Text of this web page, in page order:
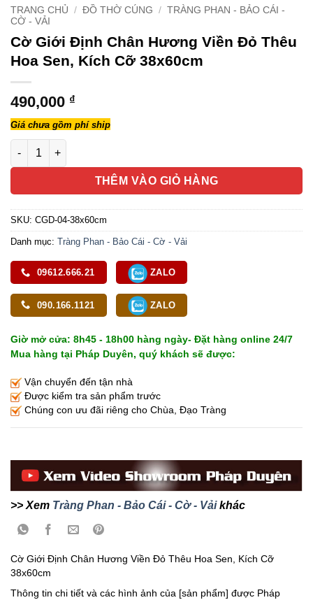
TRANG CHỦ / ĐỒ THỜ CÚNG / TRÀNG PHAN - BẢO CÁI -
CỜ - VẢI
Cờ Giới Định Chân Hương Viền Đỏ Thêu
Hoa Sen, Kích Cỡ 38x60cm
490,000 ₫
Giá chưa gồm phí ship
Cờ Giới Định Chân Hương Viền Đỏ Thêu Hoa Sen, Kích Cỡ
THÊM VÀO GIỎ HÀNG
SKU: CGD-04-38x60cm
Danh mục: Tràng Phan - Bảo Cái - Cờ - Vải
09612.666.21 ZALO
090.166.1121 ZALO
Giờ mở cửa: 8h45 - 18h00 hàng ngày- Đặt hàng online 24/7
Mua hàng tại Pháp Duyên, quý khách sẽ được:
Vận chuyển đến tận nhà
Được kiểm tra sản phẩm trước
Chúng con ưu đãi riêng cho Chùa, Đạo Tràng
>> Xem Tràng Phan - Bảo Cái - Cờ - Vảikhác
Cờ Giới Định Chân Hương Viền Đỏ Thêu Hoa Sen, Kích Cỡ
38x60cm
Thông tin chi tiết và các hình ảnh của [sản phẩm] được Pháp